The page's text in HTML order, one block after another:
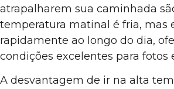
atrapalharem sua caminhada
temperatura matinal é fria, mas
rapidamente ao longo do dia,
condições excelentes para fotos
A desvantagem de ir na alta